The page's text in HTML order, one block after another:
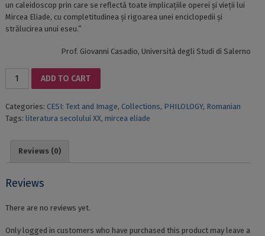
un caleidoscop prin care se reflectă toate implicațiile operei și vieții lui
Mircea Eliade, cu completitudinea și rigoarea unei enciclopedii și
strălucirea unui eseu.”
Prof. Giovanni Casadio, Università degli Studi di Salerno
MIRCEA
TRADIȚIONALISM
ȘI
CRITICĂ
ITALIA
ADD TO CART
Categories: CESI: Text and Image, Collections, PHILOLOGY, Romanian
Tags: literatura secolului XX, mircea eliade
Reviews (0)
Reviews
There are no reviews yet.
Only logged in customers who have purchased this product may leave a